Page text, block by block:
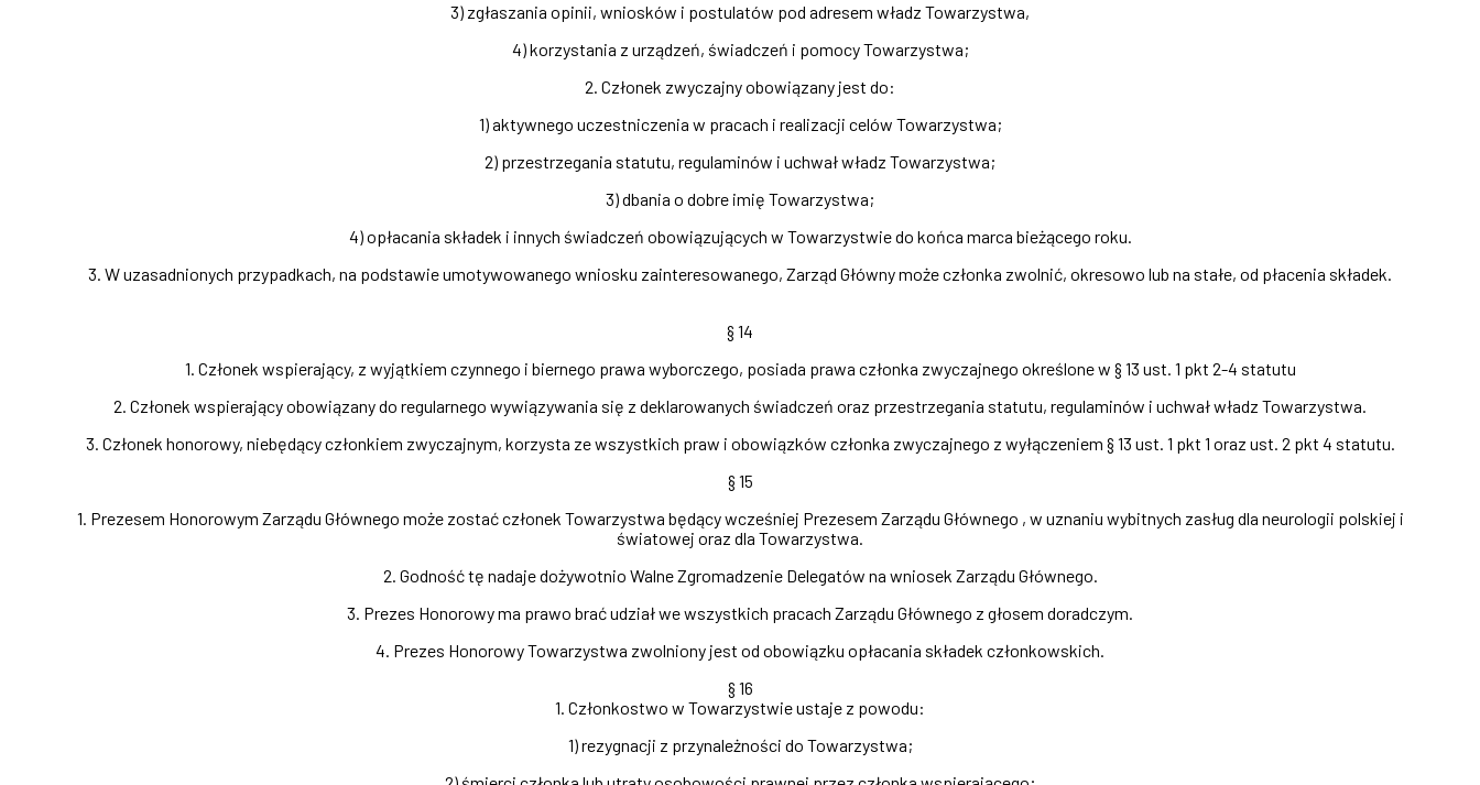
3) zgłaszania opinii, wniosków i postulatów pod adresem władz Towarzystwa,
4) korzystania z urządzeń, świadczeń i pomocy Towarzystwa;
2. Członek zwyczajny obowiązany jest do:
1) aktywnego uczestniczenia w pracach i realizacji celów Towarzystwa;
2) przestrzegania statutu, regulaminów i uchwał władz Towarzystwa;
3) dbania o dobre imię Towarzystwa;
4) opłacania składek i innych świadczeń obowiązujących w Towarzystwie do końca marca bieżącego roku.
3. W uzasadnionych przypadkach, na podstawie umotywowanego wniosku zainteresowanego, Zarząd Główny może członka zwolnić, okresowo lub na stałe, od płacenia składek.
§ 14
1. Członek wspierający, z wyjątkiem czynnego i biernego prawa wyborczego, posiada prawa członka zwyczajnego określone w § 13 ust. 1 pkt 2-4 statutu
2. Członek wspierający obowiązany do regularnego wywiązywania się z deklarowanych świadczeń oraz przestrzegania statutu, regulaminów i uchwał władz Towarzystwa.
3. Członek honorowy, niebędący członkiem zwyczajnym, korzysta ze wszystkich praw i obowiązków członka zwyczajnego z wyłączeniem § 13 ust. 1 pkt 1 oraz ust. 2 pkt 4 statutu.
§ 15
1. Prezesem Honorowym Zarządu Głównego może zostać członek Towarzystwa będący wcześniej Prezesem Zarządu Głównego , w uznaniu wybitnych zasług dla neurologii polskiej i
światowej oraz dla Towarzystwa.
2. Godność tę nadaje dożywotnio Walne Zgromadzenie Delegatów na wniosek Zarządu Głównego.
3. Prezes Honorowy ma prawo brać udział we wszystkich pracach Zarządu Głównego z głosem doradczym.
4. Prezes Honorowy Towarzystwa zwolniony jest od obowiązku opłacania składek członkowskich.
§ 16
1. Członkostwo w Towarzystwie ustaje z powodu:
1) rezygnacji z przynależności do Towarzystwa;